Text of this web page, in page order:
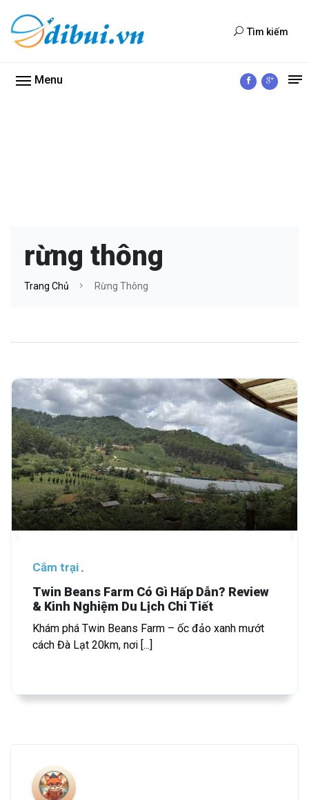
Tìm kiếm
Menu
rừng thông
Trang Chủ Rừng Thông
Cắm trại
Twin Beans Farm Có Gì Hấp Dẫn? Review
& Kinh Nghiệm Du Lịch Chi Tiết
Khám phá Twin Beans Farm – ốc đảo xanh mướt
cách Đà Lạt 20km, nơi [...]